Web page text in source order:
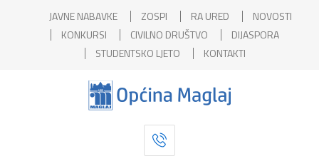
JAVNE NABAVKE ZOSPI RA URED
NOVOSTI
KONKURSI
CIVILNO DRUŠTVO
DIJASPORA
STUDENTSKO LJETO
KONTAKTI